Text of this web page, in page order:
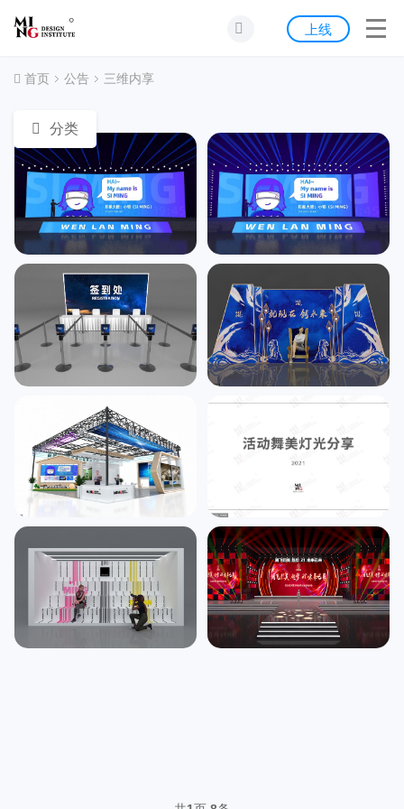
资源
公告
关于我们
上线
首页 公告 三维内享
分类